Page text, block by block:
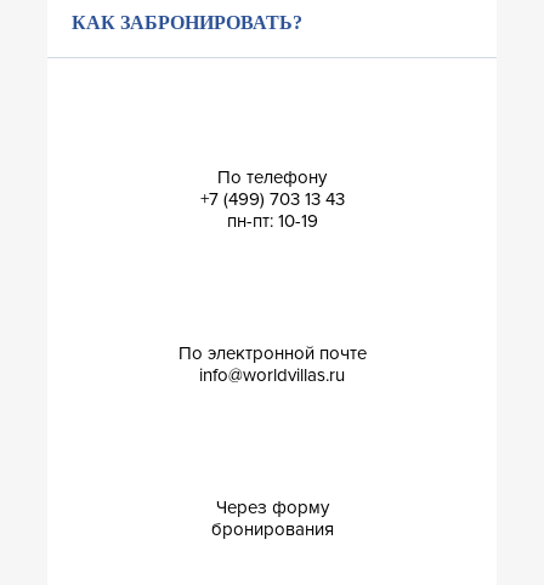
КАК ЗАБРОНИРОВАТЬ?
По телефону
+7 (499) 703 13 43
пн-пт: 10-19
По электронной почте
info@worldvillas.ru
Через форму
бронирования